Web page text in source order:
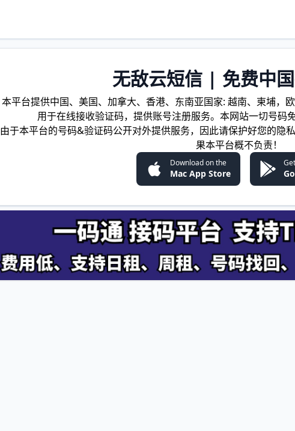
无敌云短信 | 免费中
本平台提供中国、美国、加拿大、香港、东南亚国家: 越南、柬埔，
用于在线接收验证码，提供账号注册服务。本网站一切号码
由于本平台的号码&验证码公开对外提供服务，因此请保护好您的隐
果本平台概不负责！
Download on the
Mac App Store